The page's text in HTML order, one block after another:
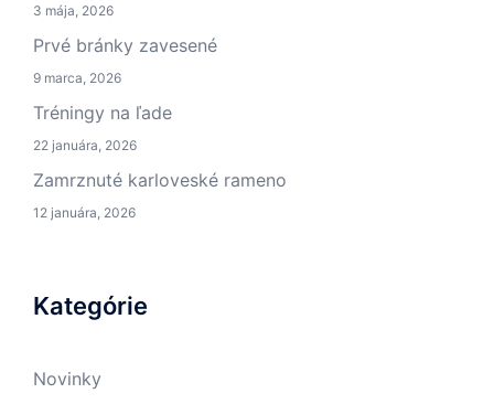
3 mája, 2026
Prvé bránky zavesené
9 marca, 2026
Tréningy na ľade
22 januára, 2026
Zamrznuté karloveské rameno
12 januára, 2026
Kategórie
Novinky